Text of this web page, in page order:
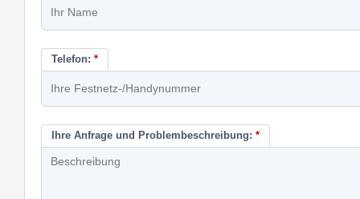
Telefon: *
Ihre Anfrage und Problembeschreibung: *